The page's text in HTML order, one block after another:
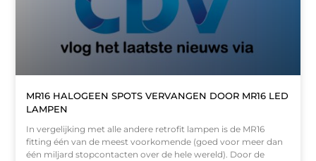
MR16 HALOGEEN SPOTS VERVANGEN DOOR MR16 LED
LAMPEN
In vergelijking met alle andere retrofit lampen is de MR16
fitting één van de meest voorkomende (goed voor meer dan
één miljard stopcontacten over de hele wereld). Door de